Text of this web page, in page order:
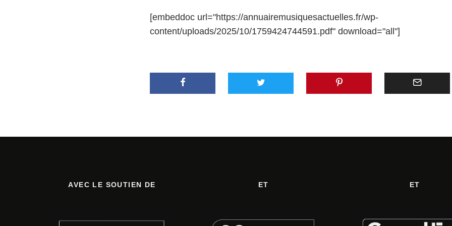
[embeddoc url="https://annuairemusiquesactuelles.fr/wp-
content/uploads/2025/10/1759424744591.pdf" download="all"]
AVEC LE SOUTIEN DE ET ET